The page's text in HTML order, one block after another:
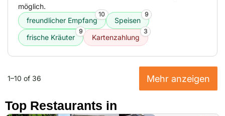
möglich.
freundlicher Empfang
10
Speisen
9
frische Kräuter
9
Kartenzahlung
3
1–10 of 36 Mehr anzeigen
Top Restaurants in